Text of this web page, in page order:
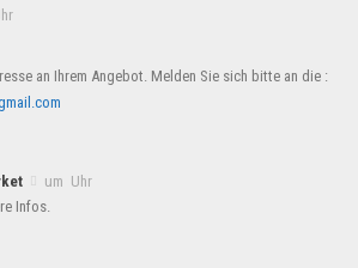
an Ihrem Angebot. Melden Sie sich bitte an die :
um Uhr
Infos.